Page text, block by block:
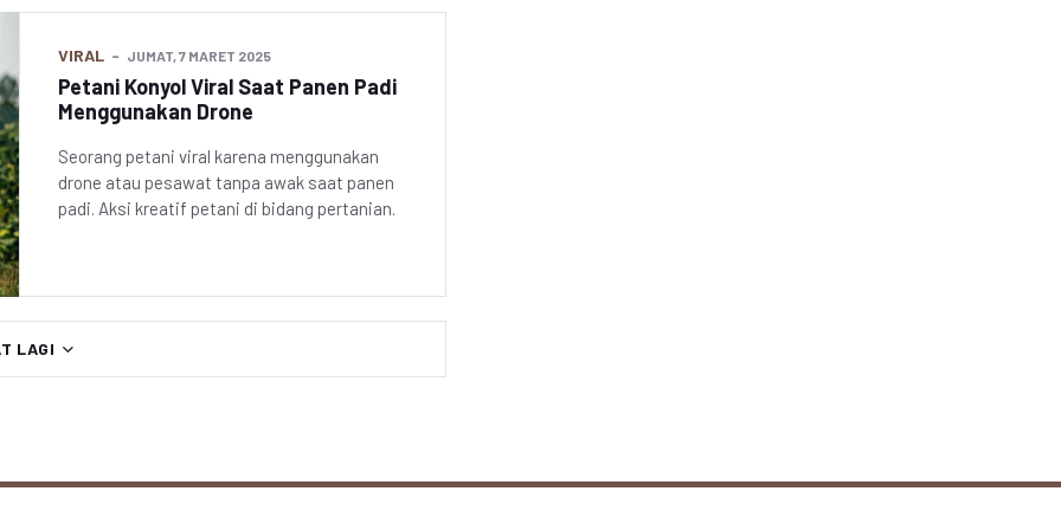
VIRAL JUMAT, 7 MARET 2025
Petani Konyol Viral Saat Panen Padi
Menggunakan Drone
Seorang petani viral karena menggunakan
drone atau pesawat tanpa awak saat panen
padi. Aksi kreatif petani di bidang pertanian.
LAGI